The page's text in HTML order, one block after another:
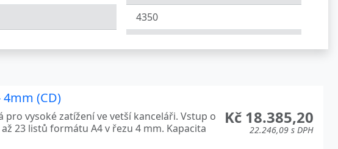
4350
4700
4mm (CD)
Kč 18.385,20
22.246,09 s DPH
vysoké zatížení ve vetší kanceláři. Vstup o
23 listů formátu A4 v řezu 4 mm. Kapacita